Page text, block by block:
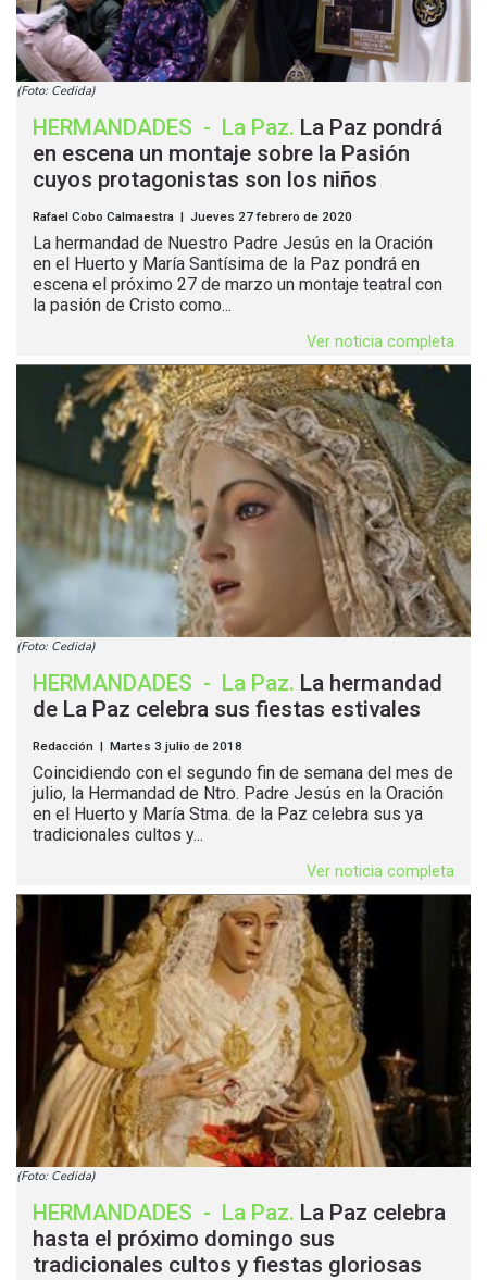
(Foto: Cedida)
HERMANDADES - La Paz. La Paz pondrá
en escena un montaje sobre la Pasión
cuyos protagonistas son los niños
Rafael Cobo Calmaestra | Jueves 27 febrero de 2020
La hermandad de Nuestro Padre Jesús en la Oración
en el Huerto y María Santísima de la Paz pondrá en
escena el próximo 27 de marzo un montaje teatral con
la pasión de Cristo como...
Ver noticia completa
(Foto: Cedida)
HERMANDADES - La Paz. La hermandad
de La Paz celebra sus fiestas estivales
Redacción | Martes 3 julio de 2018
Coincidiendo con el segundo fin de semana del mes de
julio, la Hermandad de Ntro. Padre Jesús en la Oración
en el Huerto y María Stma. de la Paz celebra sus ya
tradicionales cultos y...
Ver noticia completa
(Foto: Cedida)
HERMANDADES - La Paz. La Paz celebra
hasta el próximo domingo sus
tradicionales cultos y fiestas gloriosas